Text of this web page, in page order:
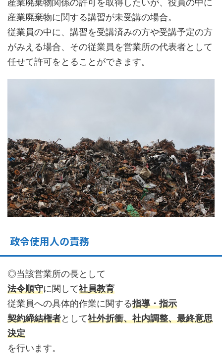
産業廃棄物に関する講習が未受講の場合。
従業員の中に、講習を受講済みの方や受講予定の方
がみえる場合、その従業員を営業所の代表者として
任せて許可をとることができます。
政令使用人の責務
◎当該営業所の長として
法令順守に関して社員教育
従業員への具体的作業に関する指導・指示
契約締結権者として社外折衝、社内調整、最終意思
決定
を行います。